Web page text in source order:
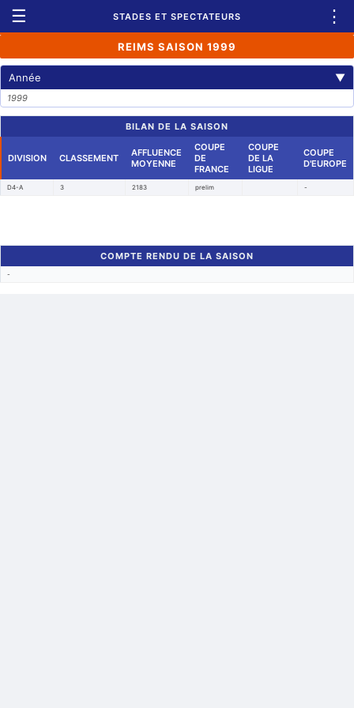
☰ STADES ET SPECTATEURS ⋮
REIMS SAISON 1999
Année ▼
1999
BILAN DE LA SAISON
DIVISION CLASSEMENT
AFFLUENCE
MOYENNE
COUPE
DE
FRANCE
COUPE
DE LA
LIGUE
COUPE
D'EUROPE
D4-A 3 2183 prelim -
COMPTE RENDU DE LA SAISON
-